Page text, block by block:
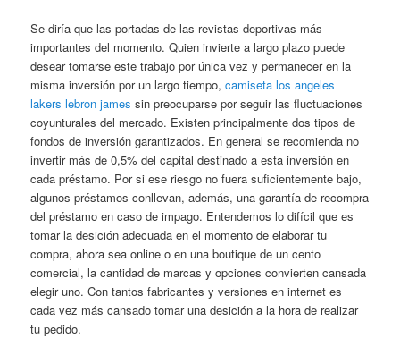
Se diría que las portadas de las revistas deportivas más
importantes del momento. Quien invierte a largo plazo puede
desear tomarse este trabajo por única vez y permanecer en la
misma inversión por un largo tiempo,camiseta los angeles
lakers lebron james sin preocuparse por seguir las fluctuaciones
coyunturales del mercado. Existen principalmente dos tipos de
fondos de inversión garantizados. En general se recomienda no
invertir más de 0,5% del capital destinado a esta inversión en
cada préstamo. Por si ese riesgo no fuera suficientemente bajo,
algunos préstamos conllevan, además, una garantía de recompra
del préstamo en caso de impago. Entendemos lo difícil que es
tomar la desición adecuada en el momento de elaborar tu
compra, ahora sea online o en una boutique de un cento
comercial, la cantidad de marcas y opciones convierten cansada
elegir uno. Con tantos fabricantes y versiones en internet es
cada vez más cansado tomar una desición a la hora de realizar
tu pedido.